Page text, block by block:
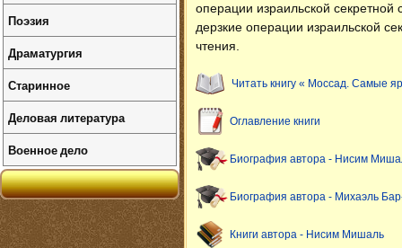
операции израильской секретной
дерзкие операции израильской
чтения.
Читать книгу « Моссад. Самые
Оглавление книги
Биография автора - Нисим
Биография автора - Михаэль
Книги автора - Нисим Мишаль
Поэзия
Драматургия
Старинное
Деловая литература
Военное дело